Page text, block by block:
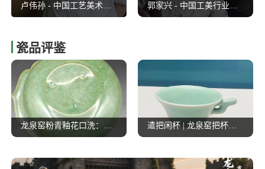
陈阿金 - 中国工艺美术大师 沈新培 - 中国工艺美术大师 郭家兴 - 中国工美行业艺术大师
瓷品评鉴
龙泉窑粉青釉花口洗：翠色凝千载，宋明龙泉青瓷的匠心文脉 遣把闲杯 | 龙泉窑把杯造型又一种